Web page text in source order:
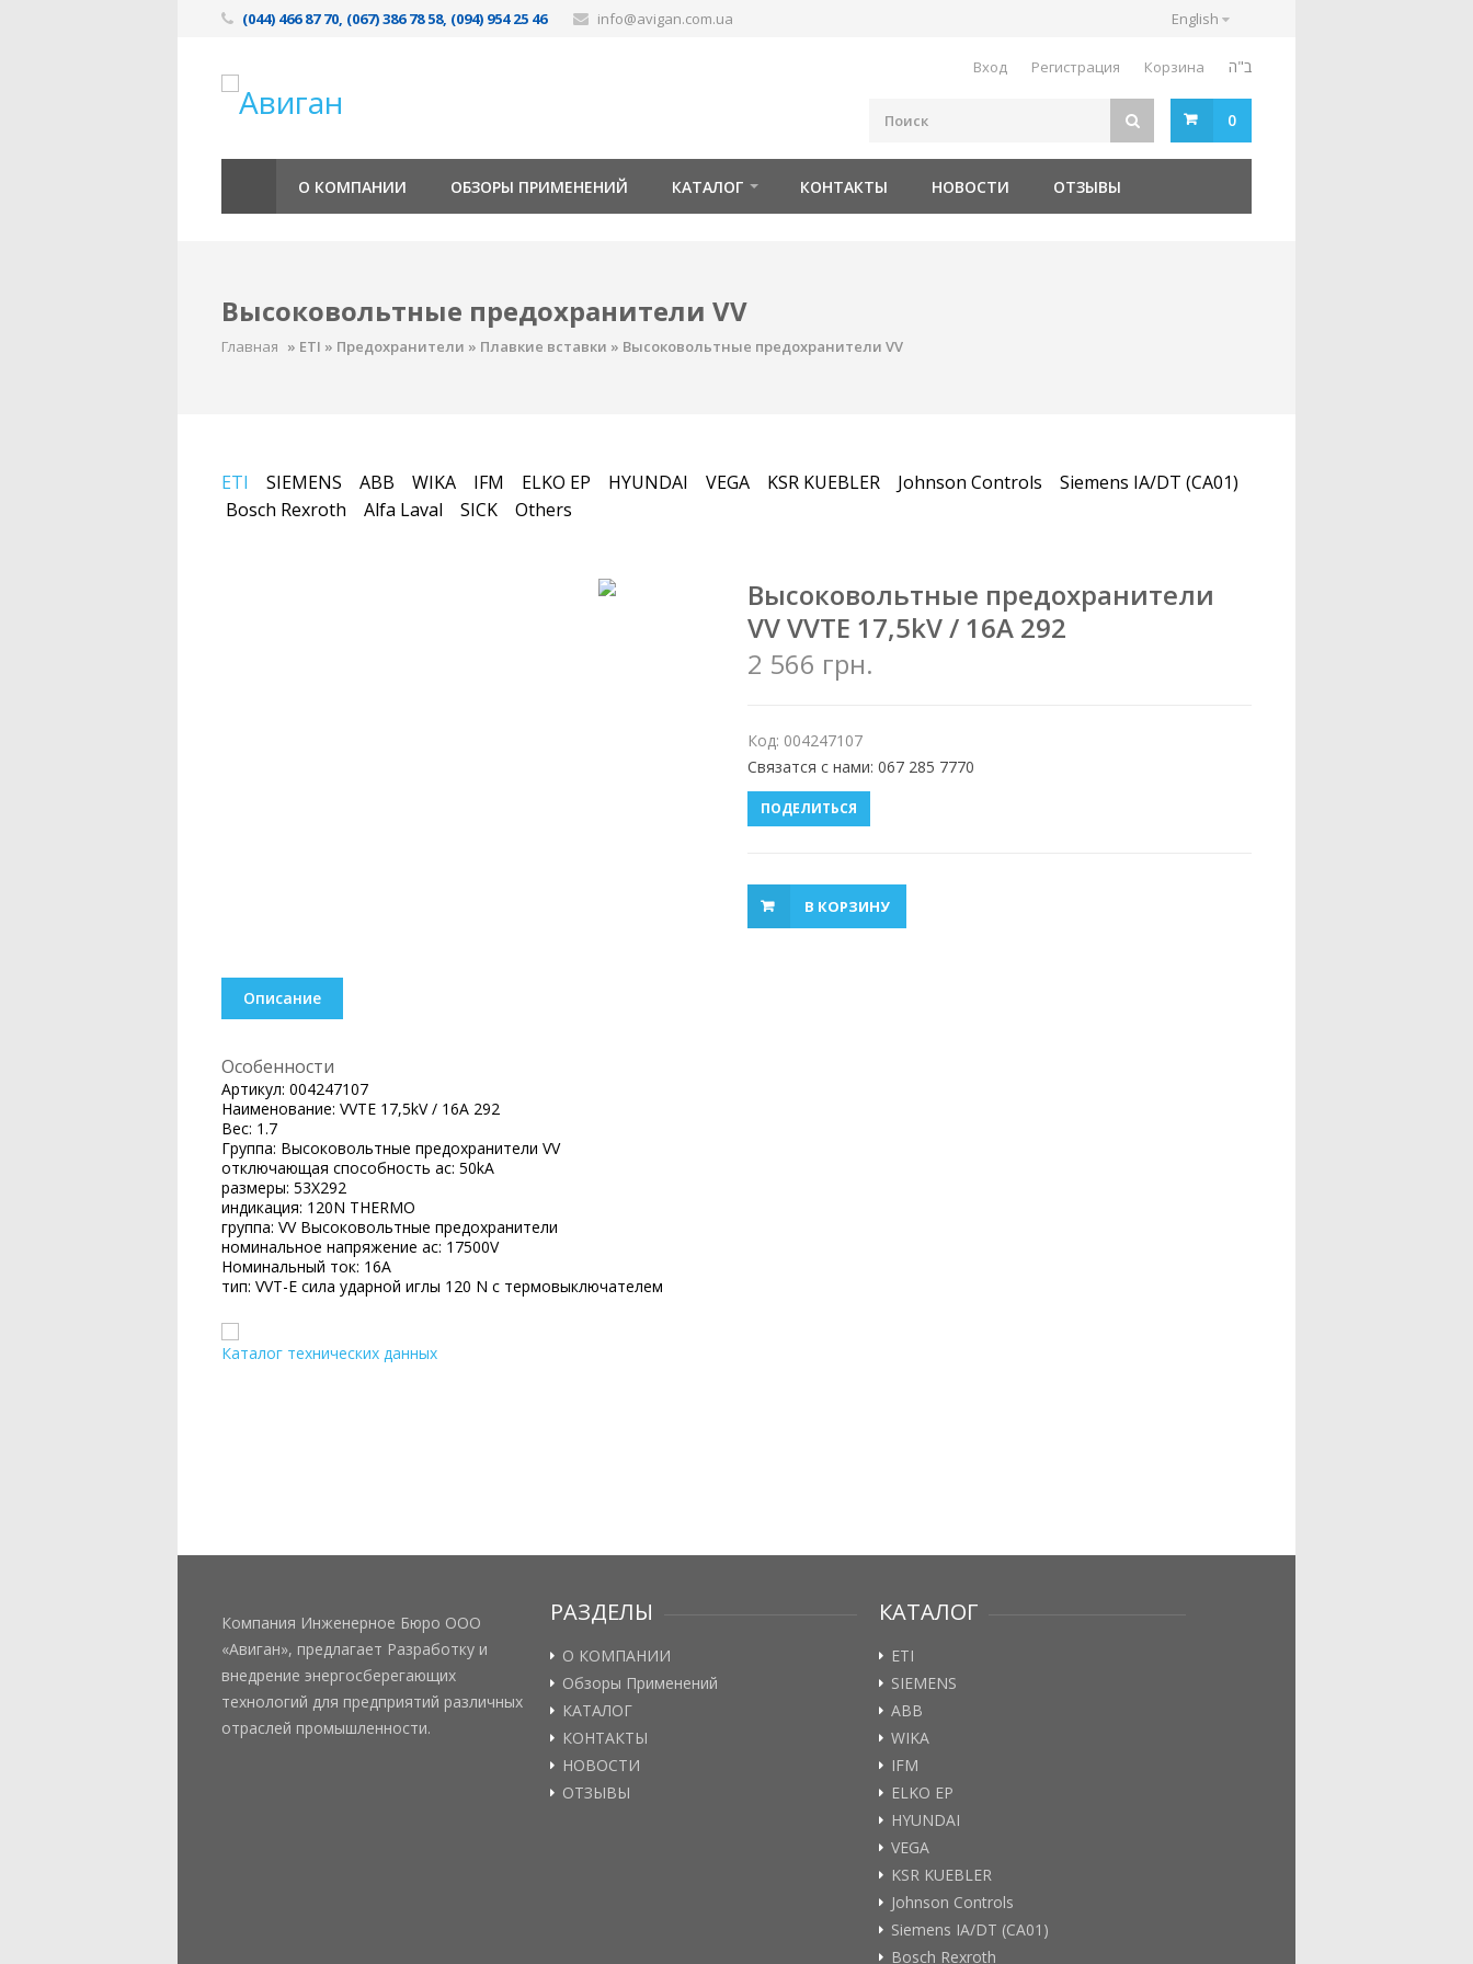
(044) 466 87 70, (067) 386 78 58, (094) 954 25 46 info@avigan.com.ua English
Вход Регистрация Корзина ב"ה
0
О КОМПАНИИ ОБЗОРЫ ПРИМЕНЕНИЙ КАТАЛОГ КОНТАКТЫ НОВОСТИ ОТЗЫВЫ
Высоковольтные предохранители VV
Главная » ETI » Предохранители » Плавкие вставки » Высоковольтные предохранители VV
ETI SIEMENS ABB WIKA IFM ELKO EP HYUNDAI VEGA KSR KUEBLER Johnson Controls
Siemens IA/DT (CA01)
Bosch Rexroth
Alfa Laval SICK Others
Высоковольтные предохранители
VV VVTE 17,5kV / 16A 292
2 566 грн.
Код: 004247107
Связатся с нами: 067 285 7770
ПОДЕЛИТЬСЯ
В КОРЗИНУ
Описание
Особенности
Артикул: 004247107
Наименование: VVTE 17,5kV / 16A 292
Вес: 1.7
Группа: Высоковольтные предохранители VV
отключающая способность ac: 50kA
размеры: 53X292
индикация: 120N THERMO
группа: VV Высоковольтные предохранители
номинальное напряжение ac: 17500V
Номинальный ток: 16A
тип: VVT-E сила ударной иглы 120 N с термовыключателем
Каталог технических данных
Компания Инженерное Бюро ООО
«Авиган», предлагает Разработку и
внедрение энергосберегающих
технологий для предприятий различных
отраслей промышленности.
РАЗДЕЛЫ
О КОМПАНИИ
Обзоры Применений
КАТАЛОГ
КОНТАКТЫ
НОВОСТИ
ОТЗЫВЫ
КАТАЛОГ
ETI
SIEMENS
ABB
WIKA
IFM
ELKO EP
HYUNDAI
VEGA
KSR KUEBLER
Johnson Controls
Siemens IA/DT (CA01)
Bosch Rexroth